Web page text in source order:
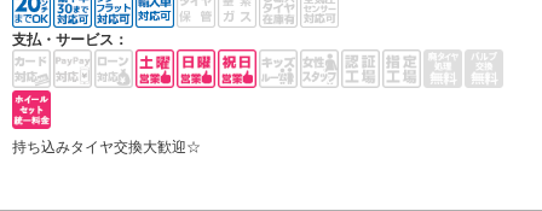
支払・サービス：
持ち込みタイヤ交換大歓迎☆